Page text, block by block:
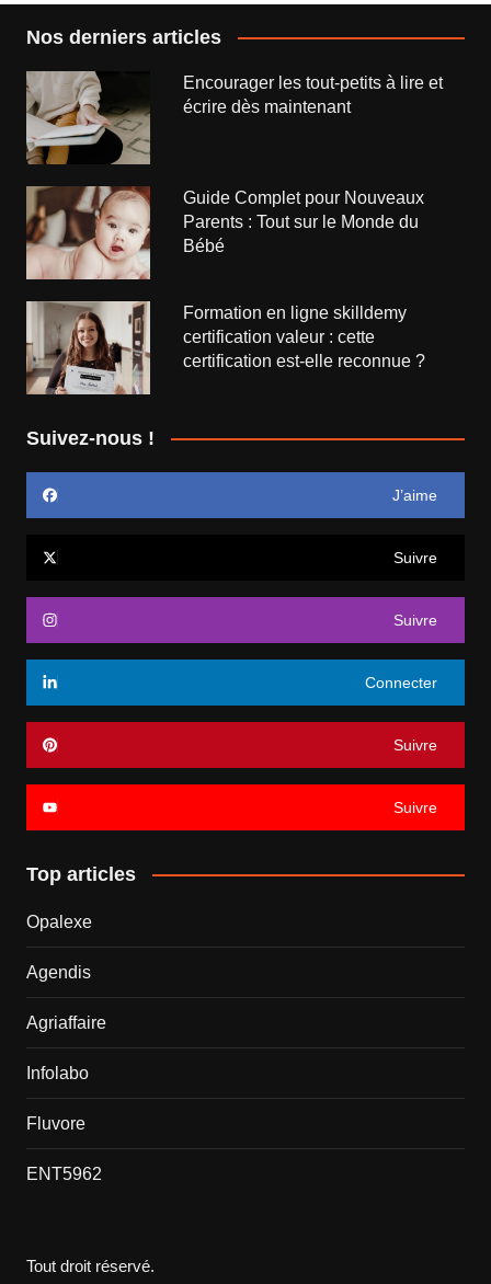
Nos derniers articles
Encourager les tout-petits à lire et
écrire dès maintenant
Guide Complet pour Nouveaux
Parents : Tout sur le Monde du
Bébé
Formation en ligne skilldemy
certification valeur : cette
certification est-elle reconnue ?
Suivez-nous !
J’aime
Suivre
Suivre
Connecter
Suivre
Suivre
Top articles
Opalexe
Agendis
Agriaffaire
Infolabo
Fluvore
ENT5962
Tout droit réservé.